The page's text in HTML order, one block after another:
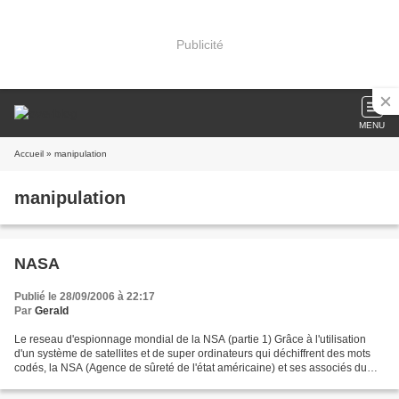
Publicité
MENU
Accueil » manipulation
manipulation
NASA
Publié le 28/09/2006 à 22:17
Par Gerald
Le reseau d'espionnage mondial de la NSA (partie 1) Grâce à l'utilisation
d'un système de satellites et de super ordinateurs qui déchiffrent des mots
codés, la NSA (Agence de sûreté de l'état américaine) et ses associés du